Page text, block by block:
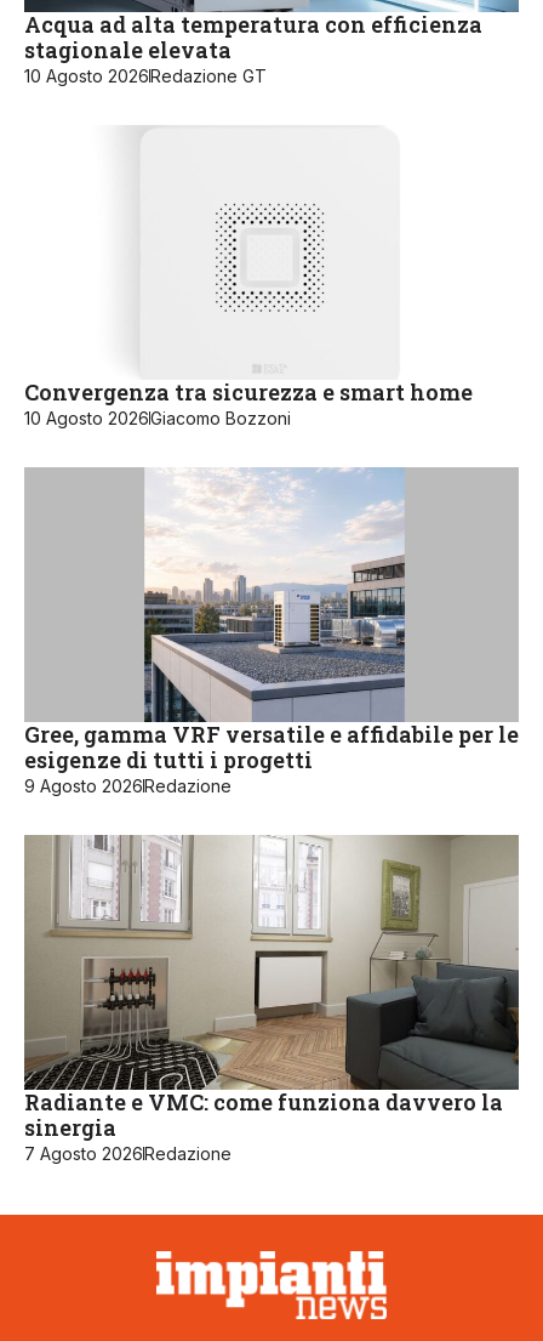
Acqua ad alta temperatura con efficienza
stagionale elevata
10 Agosto 2026Redazione GT
Convergenza tra sicurezza e smart home
10 Agosto 2026Giacomo Bozzoni
Gree, gamma VRF versatile e affidabile per le
esigenze di tutti i progetti
9 Agosto 2026Redazione
Radiante e VMC: come funziona davvero la
sinergia
7 Agosto 2026Redazione